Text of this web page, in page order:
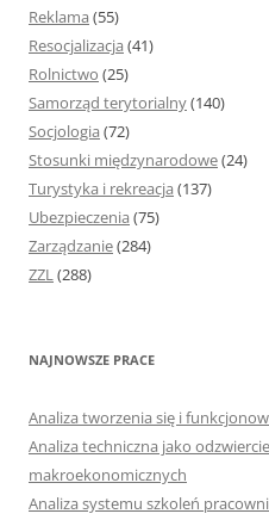
Reklama (55)
Resocjalizacja (41)
Rolnictwo (25)
Samorząd terytorialny(140)
Socjologia (72)
Stosunki międzynarodowe(24)
Turystyka i rekreacja (137)
Ubezpieczenia (75)
Zarządzanie(284)
ZZL(288)
NAJNOWSZE PRACE
Analiza tworzenia się i
Analiza techniczna jako
makroekonomicznych
Analiza systemu szkoleń